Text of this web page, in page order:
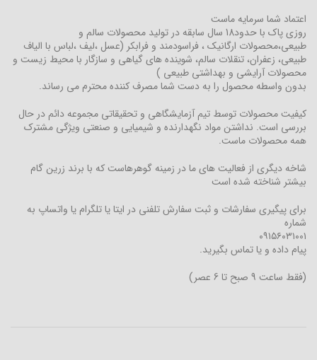
اعتماد شما سرمایه ماست
روزی پاک با حدود18 سال سابقه در تولید محصولات سالم و
طبیعی،محصولات ارگانیک ، فراسودمند و فرابکر (عسل ،لیف ،لباس با الیاف
طبیعی، زعفران، تنقلات سالم، شوینده های گیاهی و سازگار با محیط زیست و
محصولات آرایشی و بهداشتی طبیعی )
بدون واسطه محصول را به دست شما مصرف کننده محترم می رساند.
کیفیت محصولات توسط تیم آزمایشگاهی و تحقیقاتی مجموعه دائم در حال
بررسی است. نداشتن مواد نگهدارنده و شیمیایی و صنعتی ویژگی مشترک
همه محصولات ماست.
شاخه دیگری از فعالیت های ما در زمینه گوهرهاست که با برند زرین گام
بیشتر شناخته شده است
برای پیگیری سفارشات و ثبت سفارش تلفنی در ایتا یا تلگرام یا واتساپ به
شماره
۰۹۱۵۶۰۳۱۰۰۱
پیام داده و یا تماس بگیرید.
(فقط ساعت 9 صبح تا 6 عصر)